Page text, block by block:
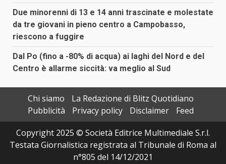
Due minorenni di 13 e 14 anni trascinate e molestate
da tre giovani in pieno centro a Campobasso,
riescono a fuggire
Dal Po (fino a -80% di acqua) ai laghi del Nord e del
Centro è allarme siccità: va meglio al Sud
Chi siamo
La Redazione di Blitz Quotidiano
Pubblicità
Privacy policy Disclaimer
Feed
Copyright 2025 © Società Editrice Multimediale S.r.l.
Testata Giornalistica registrata al Tribunale di Roma al
n°805 del 14/12/2021